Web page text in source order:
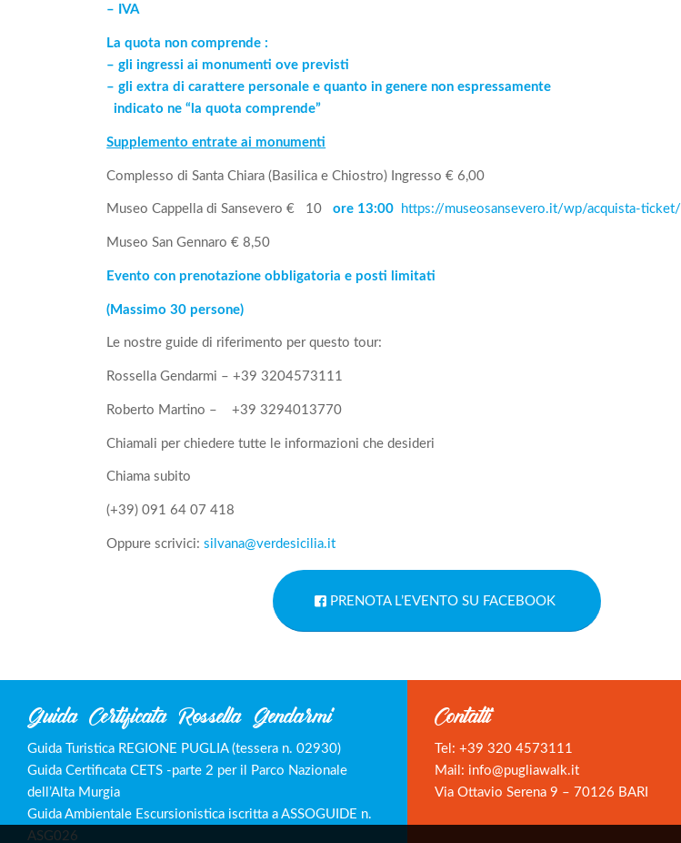
– IVA
La quota non comprende :
– gli ingressi ai monumenti ove previsti
– gli extra di carattere personale e quanto in genere non espressamente
indicato ne “la quota comprende”
Supplemento entrate ai monumenti
Complesso di Santa Chiara (Basilica e Chiostro) Ingresso € 6,00
Museo Cappella di Sansevero € 10ore 13:00 https://museosansevero.it/wp/acquista-ticket/
Museo San Gennaro € 8,50
Evento con prenotazione obbligatoria e posti limitati
(Massimo 30 persone)
Le nostre guide di riferimento per questo tour:
Rossella Gendarmi – +39 3204573111
Roberto Martino – +39 3294013770
Chiamali per chiedere tutte le informazioni che desideri
Chiama subito
(+39) 091 64 07 418
Oppure scrivici:silvana@verdesicilia.it
PRENOTA L’EVENTO SU FACEBOOK
Guida Certificata Rossella Gendarmi
Guida Turistica REGIONE PUGLIA (tessera n. 02930)
Guida Certificata CETS -parte 2 per il Parco Nazionale
dell’Alta Murgia
Guida Ambientale Escursionistica iscritta a ASSOGUIDE n.
ASG026
Contatti
Tel: +39 320 4573111
Mail: info@pugliawalk.it
Via Ottavio Serena 9 – 70126 BARI